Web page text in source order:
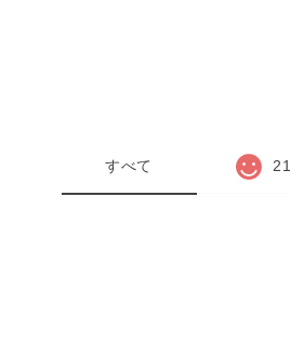
すべて 21